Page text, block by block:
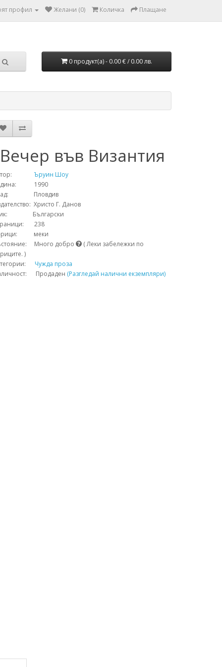
профил Желани (0) Количка Плащане
0 продукт(а) - 0.00 € / 0.00 лв.
Вечер във Византия
Ъруин Шоу
1990
Пловдив
Христо Г. Данов
Български
238
меки
Много добро
( Леки забележки по
)
Чужда проза
Продаден (Разгледай налични екземпляри)